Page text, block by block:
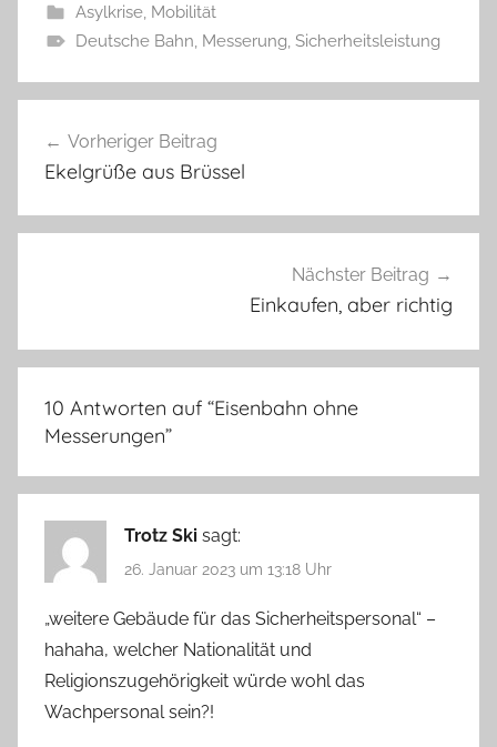
Asylkrise, Mobilität
Deutsche Bahn Messerung Sicherheitsleistung
Vorheriger Beitrag
Ekelgrüße aus Brüssel
Nächster Beitrag
Einkaufen, aber richtig
10 Antworten auf “Eisenbahn ohne
Messerungen”
Trotz Ski sagt:
26. Januar 2023 um 13:18 Uhr
„weitere Gebäude für das Sicherheitspersonal“ –
hahaha, welcher Nationalität und
Religionszugehörigkeit würde wohl das
Wachpersonal sein?!